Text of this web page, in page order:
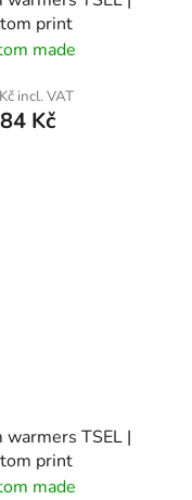
print
made
incl. VAT
Kč
warmers TSEL |
print
made